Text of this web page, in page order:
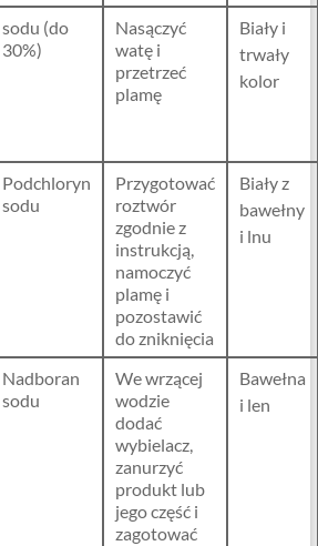
sodu (do
30%)
Nasączyć
watę i
przetrzeć
plamę
Biały i
trwały
kolor
Podchloryn
sodu
Przygotować
roztwór
zgodnie z
instrukcją,
namoczyć
plamę i
pozostawić
do zniknięcia
Biały z
bawełny
i lnu
Nadboran
sodu
We wrzącej
wodzie
dodać
wybielacz,
zanurzyć
produkt lub
jego część i
zagotować
Bawełna
i len